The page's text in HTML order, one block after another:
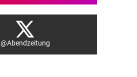
@Abendzeitung